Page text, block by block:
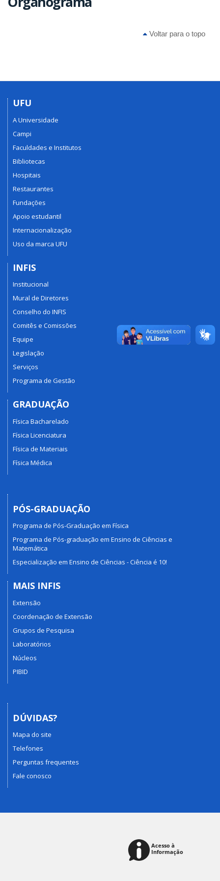
Voltar para o topo
UFU
A Universidade
Campi
Faculdades e Institutos
Bibliotecas
Hospitais
Restaurantes
Fundações
Apoio estudantil
Internacionalização
Uso da marca UFU
INFIS
Institucional
Mural de Diretores
Conselho do INFIS
Comitês e Comissões
Equipe
Legislação
Serviços
Programa de Gestão
GRADUAÇÃO
Física Bacharelado
Física Licenciatura
Física de Materiais
Física Médica
PÓS-GRADUAÇÃO
Programa de Pós-Graduação em Física
Programa de Pós-graduação em Ensino de Ciências e
Matemática
Especialização em Ensino de Ciências - Ciência é 10!
MAIS INFIS
Extensão
Coordenação de Extensão
Grupos de Pesquisa
Laboratórios
Núcleos
PIBID
DÚVIDAS?
Mapa do site
Telefones
Perguntas frequentes
Fale conosco